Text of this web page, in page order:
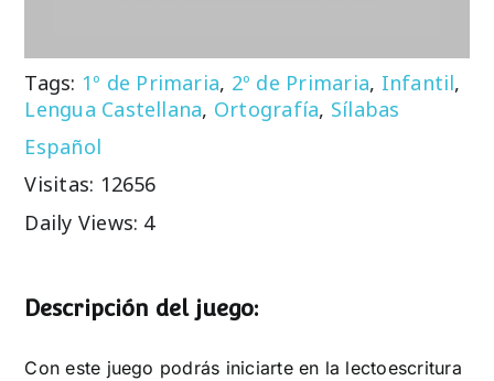
Tags: 1º de Primaria, 2º de Primaria, Infantil,
Lengua Castellana, Ortografía, Sílabas
Español
Visitas: 12656
Daily Views: 4
Descripción del juego:
Con este juego podrás iniciarte en la lectoescritura